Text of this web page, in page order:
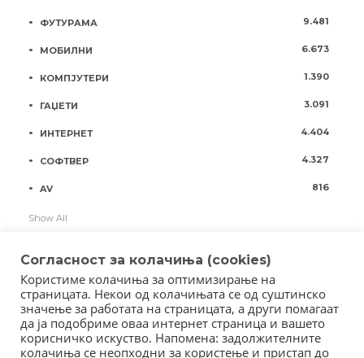
ФУТУРАМА 9.481
МОБИЛНИ 6.673
КОМПЈУТЕРИ 1.390
ГАЏЕТИ 3.091
ИНТЕРНЕТ 4.404
СОФТВЕР 4.327
AV 816
Show All
Согласност за колачиња (cookies)
Користиме колачиња за оптимизирање на
страницата. Некои од колачињата се од суштинско
значење за работата на страницата, а други помагаат
да ја подобриме оваа интернет страница и вашето
корисничко искуство. Напомена: задолжителните
колачиња се неопходни за користење и пристап до